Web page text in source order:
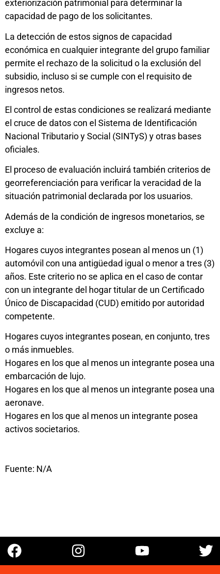
exteriorización patrimonial para determinar la
capacidad de pago de los solicitantes.
La detección de estos signos de capacidad
económica en cualquier integrante del grupo familiar
permite el rechazo de la solicitud o la exclusión del
subsidio, incluso si se cumple con el requisito de
ingresos netos.
El control de estas condiciones se realizará mediante
el cruce de datos con el Sistema de Identificación
Nacional Tributario y Social (SINTyS) y otras bases
oficiales.
El proceso de evaluación incluirá también criterios de
georreferenciación para verificar la veracidad de la
situación patrimonial declarada por los usuarios.
Además de la condición de ingresos monetarios, se
excluye a:
Hogares cuyos integrantes posean al menos un (1)
automóvil con una antigüedad igual o menor a tres (3)
años. Este criterio no se aplica en el caso de contar
con un integrante del hogar titular de un Certificado
Único de Discapacidad (CUD) emitido por autoridad
competente.
Hogares cuyos integrantes posean, en conjunto, tres
o más inmuebles.
Hogares en los que al menos un integrante posea una
embarcación de lujo.
Hogares en los que al menos un integrante posea una
aeronave.
Hogares en los que al menos un integrante posea
activos societarios.
Fuente: N/A